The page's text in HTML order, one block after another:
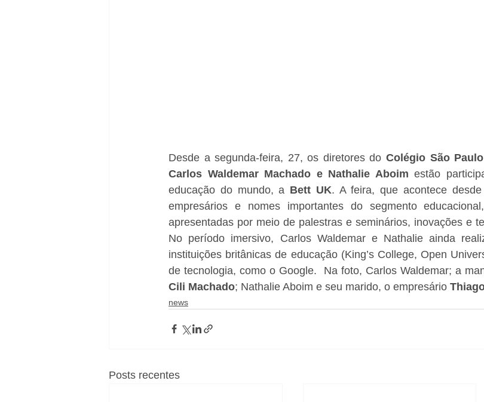
Desde a segunda-feira, 27, os diretores do Colégio São
Carlos Waldemar Machado e Nathalie Aboim estão
educação do mundo, a Bett UK. A feira, que acontece
empresários e nomes importantes do segmento
apresentadas por meio de palestras e seminários, inovações e
No período imersivo, Carlos Waldemar e Nathalie ainda
instituições britânicas de educação (King’s College, Open
Cili Machado; Nathalie Aboim e seu marido, o empresário
news
Posts recentes